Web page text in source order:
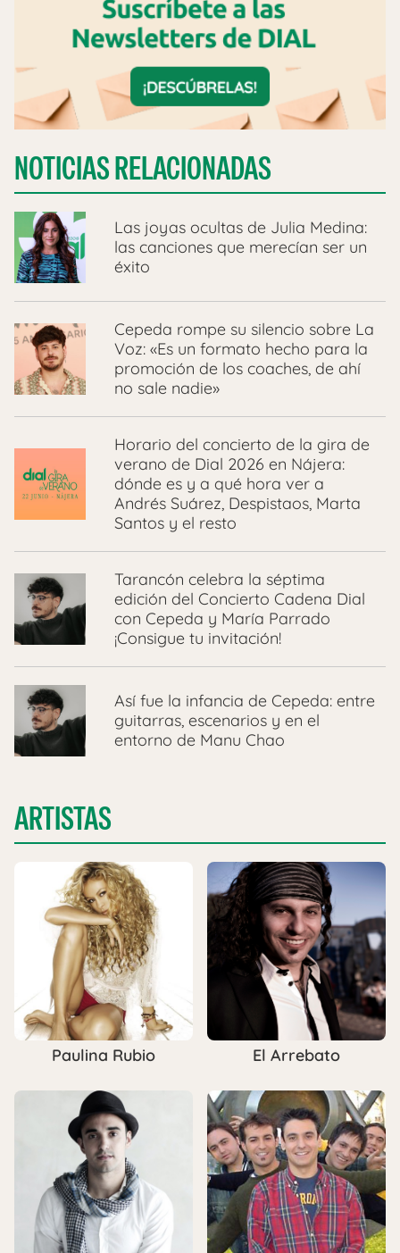
NOTICIAS RELACIONADAS
Las joyas ocultas de Julia Medina:
las canciones que merecían ser un
éxito
Cepeda rompe su silencio sobre La
Voz: «Es un formato hecho para la
promoción de los coaches, de ahí
no sale nadie»
Horario del concierto de la gira de
verano de Dial 2026 en Nájera:
dónde es y a qué hora ver a
Andrés Suárez, Despistaos, Marta
Santos y el resto
Tarancón celebra la séptima
edición del Concierto Cadena Dial
con Cepeda y María Parrado
¡Consigue tu invitación!
Así fue la infancia de Cepeda: entre
guitarras, escenarios y en el
entorno de Manu Chao
ARTISTAS
Paulina Rubio El Arrebato